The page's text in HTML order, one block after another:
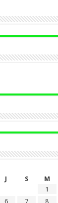
J S
M
1
6 7
8